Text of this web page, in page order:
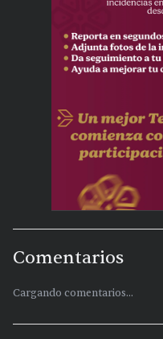
Comentarios
Cargando comentarios...